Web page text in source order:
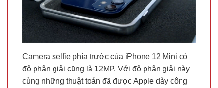
Camera selfie phía trước của iPhone 12 Mini có
độ phân giải cũng là 12MP. Với độ phân giải này
cùng những thuật toán đã được Apple dày công